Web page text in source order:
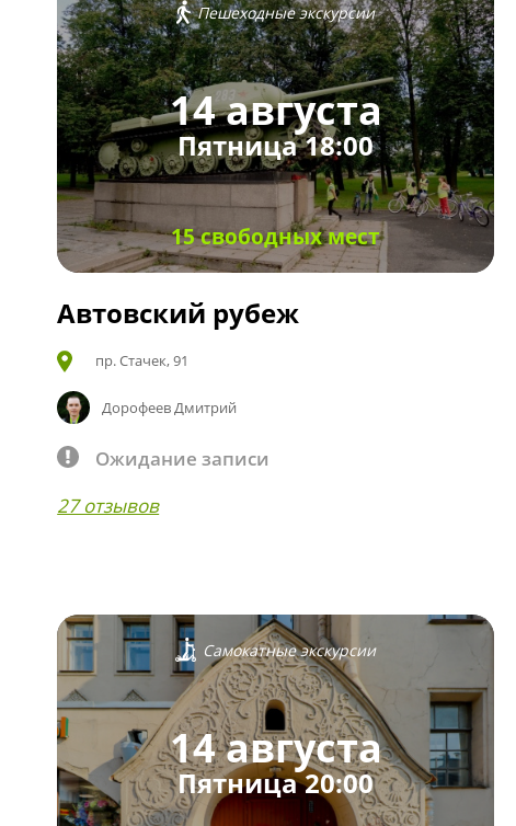
Пешеходные экскурсии
14 августа
Пятница 18:00
15 свободных мест
Автовский рубеж
пр. Стачек, 91
Дорофеев Дмитрий
Ожидание записи
27 отзывов
Самокатные экскурсии
14 августа
Пятница 20:00